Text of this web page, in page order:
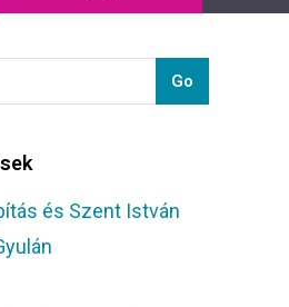
és Szent István